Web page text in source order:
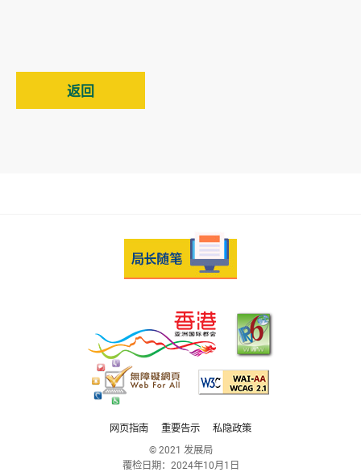
返回
网页指南 重要告示
私隐政策
© 2021 发展局
覆检日期： 2024年10月1日